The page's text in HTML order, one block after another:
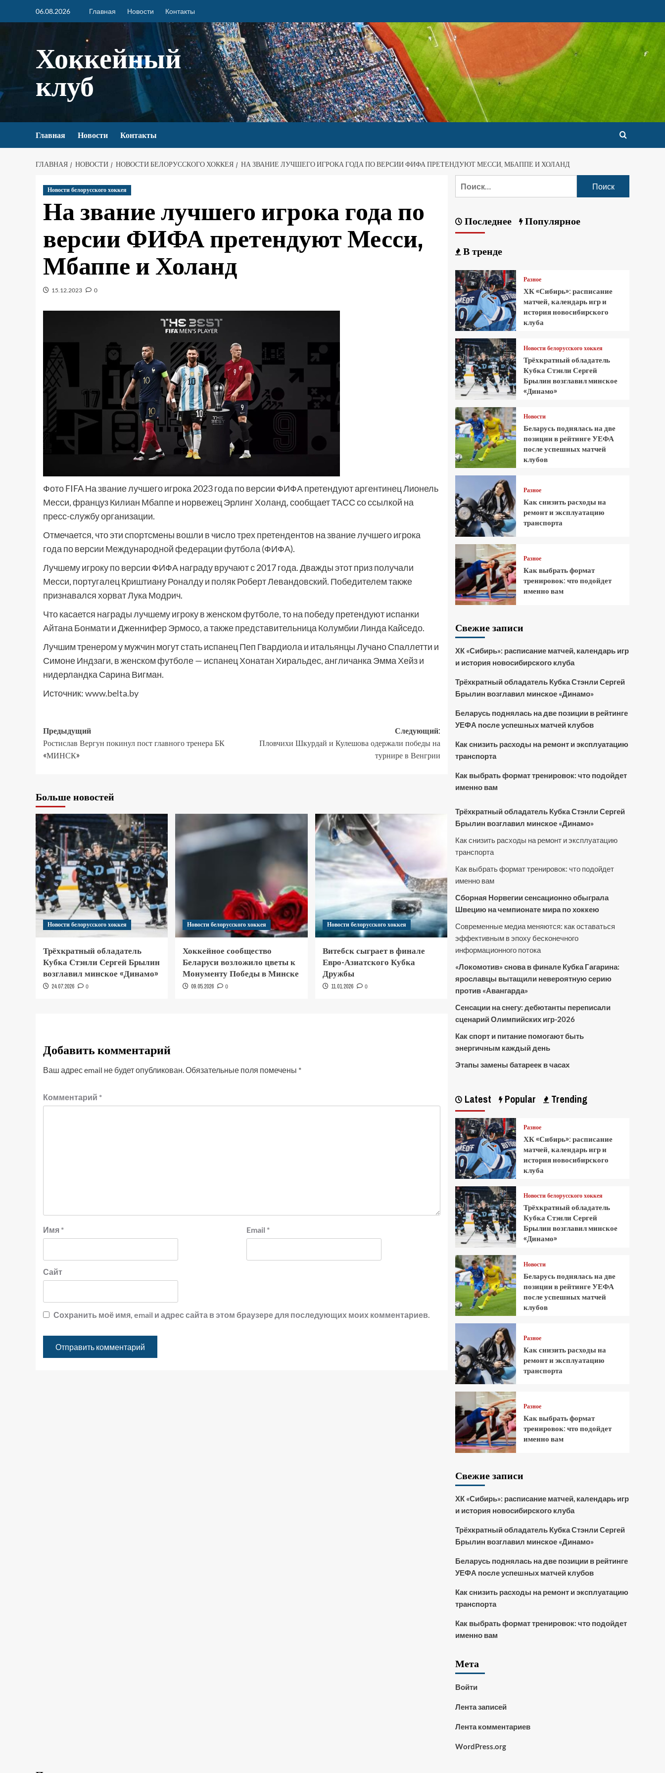
06.08.2026 Главная Новости Контакты
Хоккейный
клуб
Главная Новости Контакты
ГЛАВНАЯ НОВОСТИ НОВОСТИ БЕЛОРУССКОГО ХОККЕЯ НА ЗВАНИЕ ЛУЧШЕГО ИГРОКА ГОДА ПО ВЕРСИИ ФИФА ПРЕТЕНДУЮТ МЕССИ, МБАППЕ И ХОЛАНД
Новости белорусского хоккея
На звание лучшего игрока года по
версии ФИФА претендуют Месси,
Мбаппе и Холанд
15.12.2023 0
Фото FIFA На звание лучшего игрока 2023 года по версии ФИФА претендуют аргентинец Лионель
Месси, француз Килиан Мбаппе и норвежец Эрлинг Холанд, сообщает ТАСС со ссылкой на
пресс-службу организации.
Отмечается, что эти спортсмены вошли в число трех претендентов на звание лучшего игрока
года по версии Международной федерации футбола (ФИФА).
Лучшему игроку по версии ФИФА награду вручают с 2017 года. Дважды этот приз получали
Месси, португалец Криштиану Роналду и поляк Роберт Левандовский. Победителем также
признавался хорват Лука Модрич.
Что касается награды лучшему игроку в женском футболе, то на победу претендуют испанки
Айтана Бонмати и Дженнифер Эрмосо, а также представительница Колумбии Линда Кайседо.
Лучшим тренером у мужчин могут стать испанец Пеп Гвардиола и итальянцы Лучано Спаллетти и
Симоне Индзаги, в женском футболе — испанец Хонатан Хиральдес, англичанка Эмма Хейз и
нидерландка Сарина Вигман.
Источник:www.belta.by
Предыдущий
Ростислав Вергун покинул пост главного тренера БК
«МИНСК»
Следующий:
Пловчихи Шкурдай и Кулешова одержали победы на
турнире в Венгрии
Больше новостей
Новости белорусского хоккея
Трёхкратный обладатель
Кубка Стэнли Сергей Брылин
возглавил минское «Динамо»
24.07.2026 0
Новости белорусского хоккея
Хоккейное сообщество
Беларуси возложило цветы к
Монументу Победы в Минске
09.05.2026 0
Новости белорусского хоккея
Витебск сыграет в финале
Евро-Азиатского Кубка
Дружбы
11.01.2026 0
Добавить комментарий
Ваш адрес email не будет опубликован.Обязательные поля помечены *
Комментарий *
Имя * Email *
Сайт
Сохранить моё имя, email и адрес сайта в этом браузере для последующих моих комментариев.
Последнее Популярное
В тренде
Разное
ХК «Сибирь»: расписание
матчей, календарь игр и
история новосибирского
клуба
Новости белорусского хоккея
Трёхкратный обладатель
Кубка Стэнли Сергей
Брылин возглавил минское
«Динамо»
Новости
Беларусь поднялась на две
позиции в рейтинге УЕФА
после успешных матчей
клубов
Разное
Как снизить расходы на
ремонт и эксплуатацию
транспорта
Разное
Как выбрать формат
тренировок: что подойдет
именно вам
Свежие записи
ХК «Сибирь»: расписание матчей, календарь игр
и история новосибирского клуба
Трёхкратный обладатель Кубка Стэнли Сергей
Брылин возглавил минское «Динамо»
Беларусь поднялась на две позиции в рейтинге
УЕФА после успешных матчей клубов
Как снизить расходы на ремонт и эксплуатацию
транспорта
Как выбрать формат тренировок: что подойдет
именно вам
Трёхкратный обладатель Кубка Стэнли Сергей
Брылин возглавил минское «Динамо»
Как снизить расходы на ремонт и эксплуатацию
транспорта
Как выбрать формат тренировок: что подойдет
именно вам
Сборная Норвегии сенсационно обыграла
Швецию на чемпионате мира по хоккею
Современные медиа меняются: как оставаться
эффективным в эпоху бесконечного
информационного потока
«Локомотив» снова в финале Кубка Гагарина:
ярославцы вытащили невероятную серию
против «Авангарда»
Сенсации на снегу: дебютанты переписали
сценарий Олимпийских игр-2026
Как спорт и питание помогают быть
энергичным каждый день
Этапы замены батареек в часах
Latest Popular Trending
Разное
ХК «Сибирь»: расписание
матчей, календарь игр и
история новосибирского
клуба
Новости белорусского хоккея
Трёхкратный обладатель
Кубка Стэнли Сергей
Брылин возглавил минское
«Динамо»
Новости
Беларусь поднялась на две
позиции в рейтинге УЕФА
после успешных матчей
клубов
Разное
Как снизить расходы на
ремонт и эксплуатацию
транспорта
Разное
Как выбрать формат
тренировок: что подойдет
именно вам
Свежие записи
ХК «Сибирь»: расписание матчей, календарь игр
и история новосибирского клуба
Трёхкратный обладатель Кубка Стэнли Сергей
Брылин возглавил минское «Динамо»
Беларусь поднялась на две позиции в рейтинге
УЕФА после успешных матчей клубов
Как снизить расходы на ремонт и эксплуатацию
транспорта
Как выбрать формат тренировок: что подойдет
именно вам
Мета
Войти
Лента записей
Лента комментариев
WordPress.org